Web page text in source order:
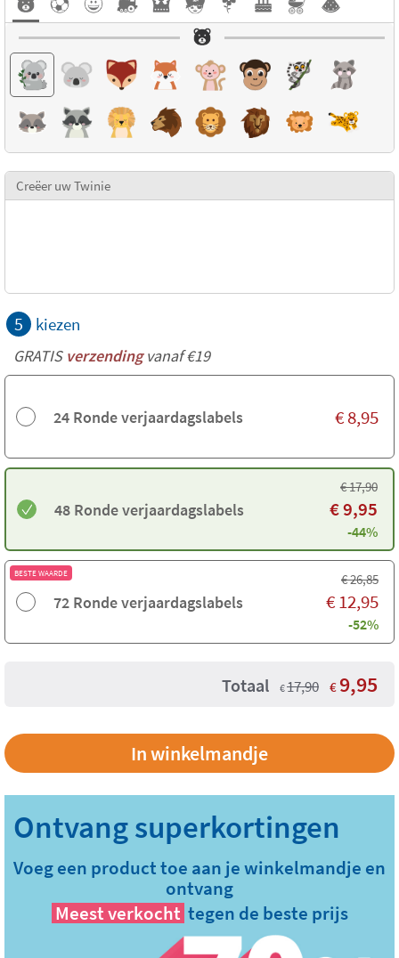
Creëer uw Twinie
5 kiezen
GRATISverzendingvanaf €19
24 Ronde verjaardagslabels €8,95
48 Ronde verjaardagslabels
€17,90
€9,95
-44%
BESTE WAARDE
72 Ronde verjaardagslabels
€26,85
€12,95
-52%
Totaal €17,90 € 9,95
Voeg een product toe aan je winkelmandje en
ontvang
Meest verkocht tegen de beste prijs